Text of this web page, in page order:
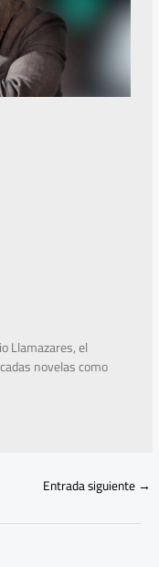
Llamazares, el
novelas como
Entrada siguiente→